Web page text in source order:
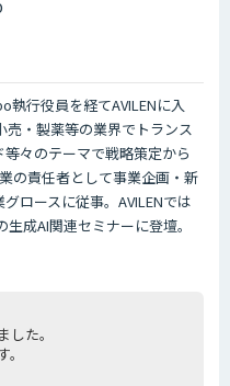
執行役員を経てAVILENに入
売・製薬等の業界でトランス
々のテーマで戦略策定から
の責任者として事業企画・新
ロースに従事。AVILENでは
成AI関連セミナーに登壇。